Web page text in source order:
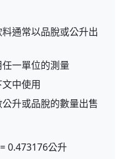
通常以品脫或公升出
一單位的測量
中使用
升或品脫的數量出售
0.473176公升